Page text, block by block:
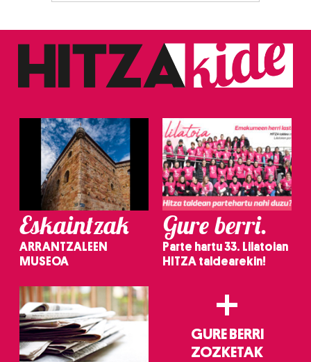
Eskaintzak
ARRANTZALEEN
MUSEOA
Gure berri.
Parte hartu 33. Lilatoian
HITZA taldearekin!
+
GURE BERRI
ZOZKETAK